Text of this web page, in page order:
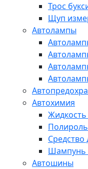
Трос
Щуп
Автолампы
Автохимия
Жидкость
Средство
Шампунь
Автошины